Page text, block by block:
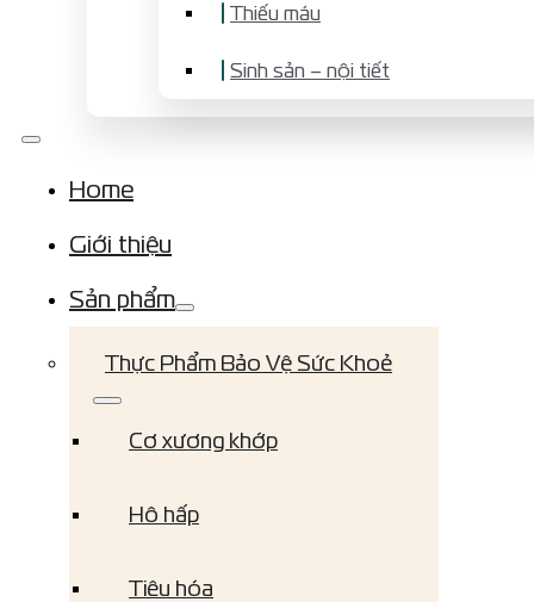
Thiếu máu
Sinh sản – nội tiết
Home
Giới thiệu
Sản phẩm
Thực Phẩm Bảo Vệ Sức Khoẻ
Cơ xương khớp
Hô hấp
Tiêu hóa